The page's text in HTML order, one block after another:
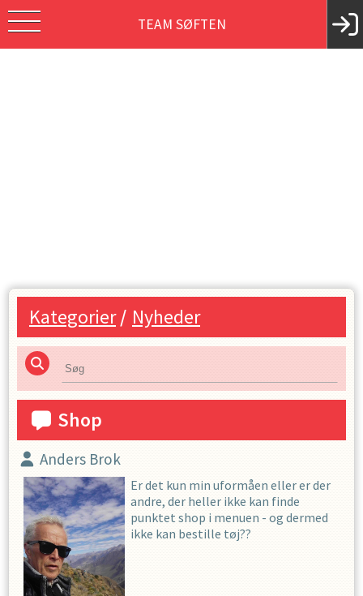
TEAM SØFTEN
Kategorier/ Nyheder
Shop
Anders Brok
Er det kun min uformåen eller er der
andre, der heller ikke kan finde
punktet shop i menuen - og dermed
ikke kan bestille tøj??